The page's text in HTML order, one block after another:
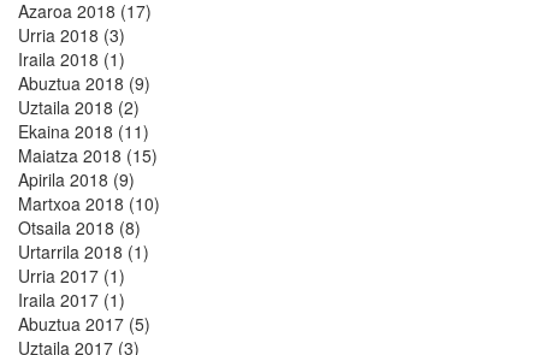
Azaroa 2018 (17)
Urria 2018 (3)
Iraila 2018 (1)
Abuztua 2018 (9)
Uztaila 2018 (2)
Ekaina 2018 (11)
Maiatza 2018 (15)
Apirila 2018 (9)
Martxoa 2018 (10)
Otsaila 2018 (8)
Urtarrila 2018 (1)
Urria 2017 (1)
Iraila 2017 (1)
Abuztua 2017 (5)
Uztaila 2017 (3)